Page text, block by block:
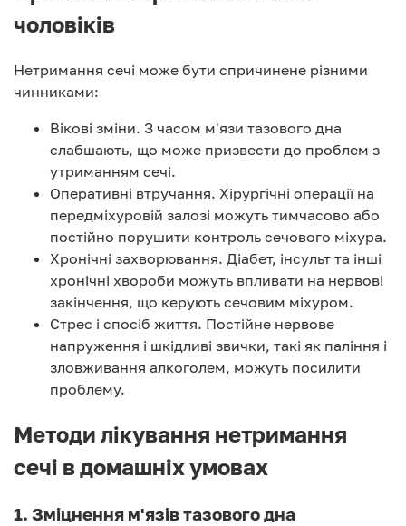
чоловіків
Нетримання сечі може бути спричинене різними
чинниками:
Вікові зміни. З часом м'язи тазового дна
слабшають, що може призвести до проблем з
утриманням сечі.
Оперативні втручання. Хірургічні операції на
передміхуровій залозі можуть тимчасово або
постійно порушити контроль сечового міхура.
Хронічні захворювання. Діабет, інсульт та інші
хронічні хвороби можуть впливати на нервові
закінчення, що керують сечовим міхуром.
Стрес і спосіб життя. Постійне нервове
напруження і шкідливі звички, такі як паління і
зловживання алкоголем, можуть посилити
проблему.
Методи лікування нетримання
сечі в домашніх умовах
1. Зміцнення м'язів тазового дна